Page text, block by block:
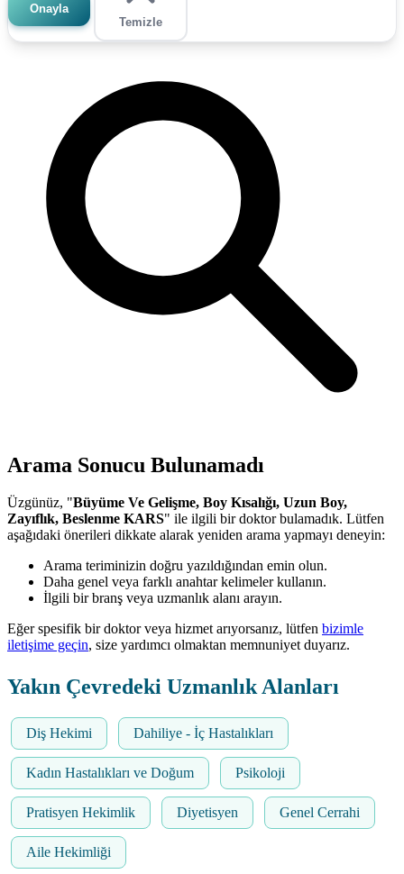
Onayla
Temizle
Arama Sonucu Bulunamadı
Üzgünüz, "Büyüme Ve Gelişme, Boy Kısalığı, Uzun Boy,
Zayıflık, Beslenme KARS" ile ilgili bir doktor bulamadık. Lütfen
aşağıdaki önerileri dikkate alarak yeniden arama yapmayı deneyin:
Arama teriminizin doğru yazıldığından emin olun.
Daha genel veya farklı anahtar kelimeler kullanın.
İlgili bir branş veya uzmanlık alanı arayın.
Eğer spesifik bir doktor veya hizmet arıyorsanız, lütfen bizimle
iletişime geçin, size yardımcı olmaktan memnuniyet duyarız.
Yakın Çevredeki Uzmanlık Alanları
Diş Hekimi Dahiliye - İç Hastalıkları
Kadın Hastalıkları ve Doğum Psikoloji
Pratisyen Hekimlik Diyetisyen Genel Cerrahi
Aile Hekimliği